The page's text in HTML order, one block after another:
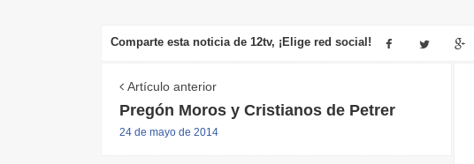
Comparte esta noticia de 12tv, ¡Elige red social!
Artículo anterior
Pregón Moros y Cristianos de Petrer
24 de mayo de 2014